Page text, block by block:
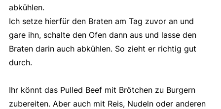
abkühlen.
Ich setze hierfür den Braten am Tag zuvor an und
gare ihn, schalte den Ofen dann aus und lasse den
Braten darin auch abkühlen. So zieht er richtig gut
durch.
Ihr könnt das Pulled Beef mit Brötchen zu Burgern
zubereiten. Aber auch mit Reis, Nudeln oder anderen